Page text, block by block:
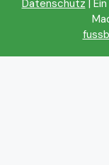
Datenschutz |